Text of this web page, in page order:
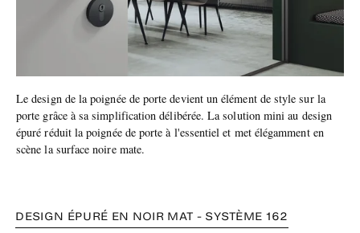
Le design de la poignée de porte devient un élément de style sur la
porte grâce à sa simplification délibérée. La solution mini au design
épuré réduit la poignée de porte à l'essentiel et met élégamment en
scène la surface noire mate.
DESIGN ÉPURÉ EN NOIR MAT - SYSTÈME 162